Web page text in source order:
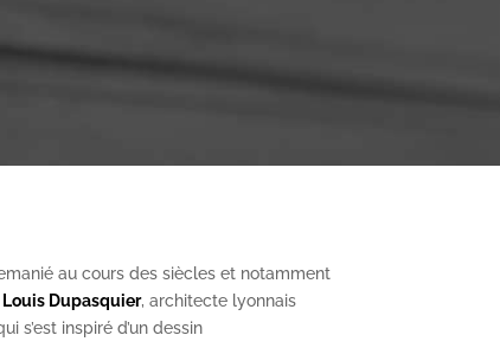
au cours des siècles et notamment
Louis Dupasquier, architecte lyonnais
s’est inspiré d’un dessin